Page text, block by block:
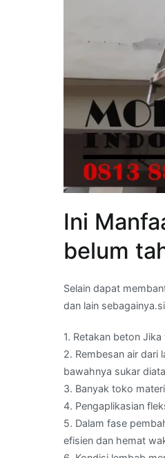
Ini
belum
Selain dapat
dan lain
1. Retakan beton
2. Rembesan air dari
bawahnya sukar
3. Banyak toko
4. Pengaplikasian
5. Dalam fase
efisien dan hemat